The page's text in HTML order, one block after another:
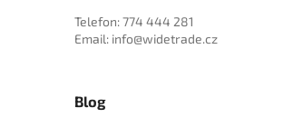
Telefon: 774 444 281
Email: info@widetrade.cz
Blog